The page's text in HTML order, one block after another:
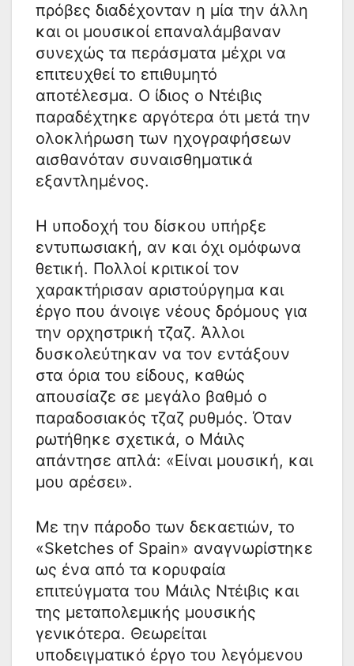
πρόβες διαδέχονταν η μία την άλλη
και οι μουσικοί επαναλάμβαναν
συνεχώς τα περάσματα μέχρι να
επιτευχθεί το επιθυμητό
αποτέλεσμα. Ο ίδιος ο Ντέιβις
παραδέχτηκε αργότερα ότι μετά την
ολοκλήρωση των ηχογραφήσεων
αισθανόταν συναισθηματικά
εξαντλημένος.
Η υποδοχή του δίσκου υπήρξε
εντυπωσιακή, αν και όχι ομόφωνα
θετική. Πολλοί κριτικοί τον
χαρακτήρισαν αριστούργημα και
έργο που άνοιγε νέους δρόμους για
την ορχηστρική τζαζ. Άλλοι
δυσκολεύτηκαν να τον εντάξουν
στα όρια του είδους, καθώς
απουσίαζε σε μεγάλο βαθμό ο
παραδοσιακός τζαζ ρυθμός. Όταν
ρωτήθηκε σχετικά, ο Μάιλς
απάντησε απλά: «Είναι μουσική, και
μου αρέσει».
Με την πάροδο των δεκαετιών, το
«Sketches of Spain» αναγνωρίστηκε
ως ένα από τα κορυφαία
επιτεύγματα του Μάιλς Ντέιβις και
της μεταπολεμικής μουσικής
γενικότερα. Θεωρείται
υποδειγματικό έργο του λεγόμενου